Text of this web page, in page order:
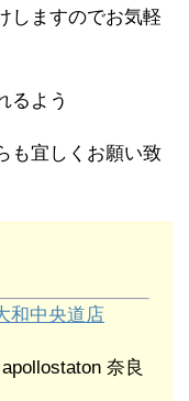
しますのでお気軽
るよう
も宜しくお願い致
和中央道店
奈良